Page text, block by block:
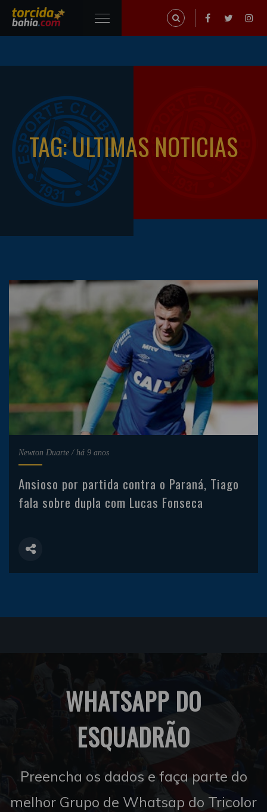
TAG: ULTIMAS NOTICIAS
Newton Duarte / há 9 anos
Ansioso por partida contra o Paraná, Tiago
fala sobre dupla com Lucas Fonseca
WHATSAPP DO
ESQUADRÃO
Preencha os dados e faça parte do
melhor Grupo de Whatsap do Tricolor